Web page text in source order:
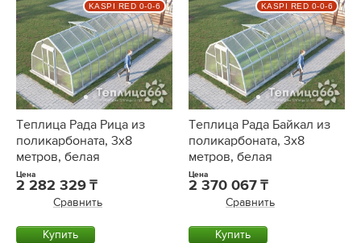
Теплица Рада Рица из
поликарбоната, 3x8
метров, белая
Цена
2 282 329
Сравнить
Купить
KASPI RED 0-0-6
Теплица Рада Байкал из
поликарбоната, 3x8
метров, белая
Цена
2 370 067
Сравнить
Купить
KASPI RED 0-0-6